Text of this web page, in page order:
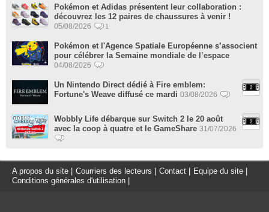
Pokémon et Adidas présentent leur collaboration :
découvrez les 12 paires de chaussures à venir !
05/08/2026 1
Pokémon et l'Agence Spatiale Européenne s’associent
pour célébrer la Semaine mondiale de l’espace
04/08/2026
Un Nintendo Direct dédié à Fire emblem:
Fortune's Weave diffusé ce mardi 03/08/2026
Wobbly Life débarque sur Switch 2 le 20 août
avec la coop à quatre et le GameShare 31/07/2026
A propos du site Courriers des lecteurs Contact Equipe du site
Conditions générales d'utilisation